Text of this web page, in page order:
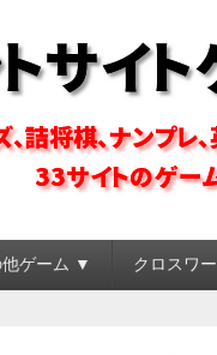
イトゲ
他ゲーム ▼ クロスワ